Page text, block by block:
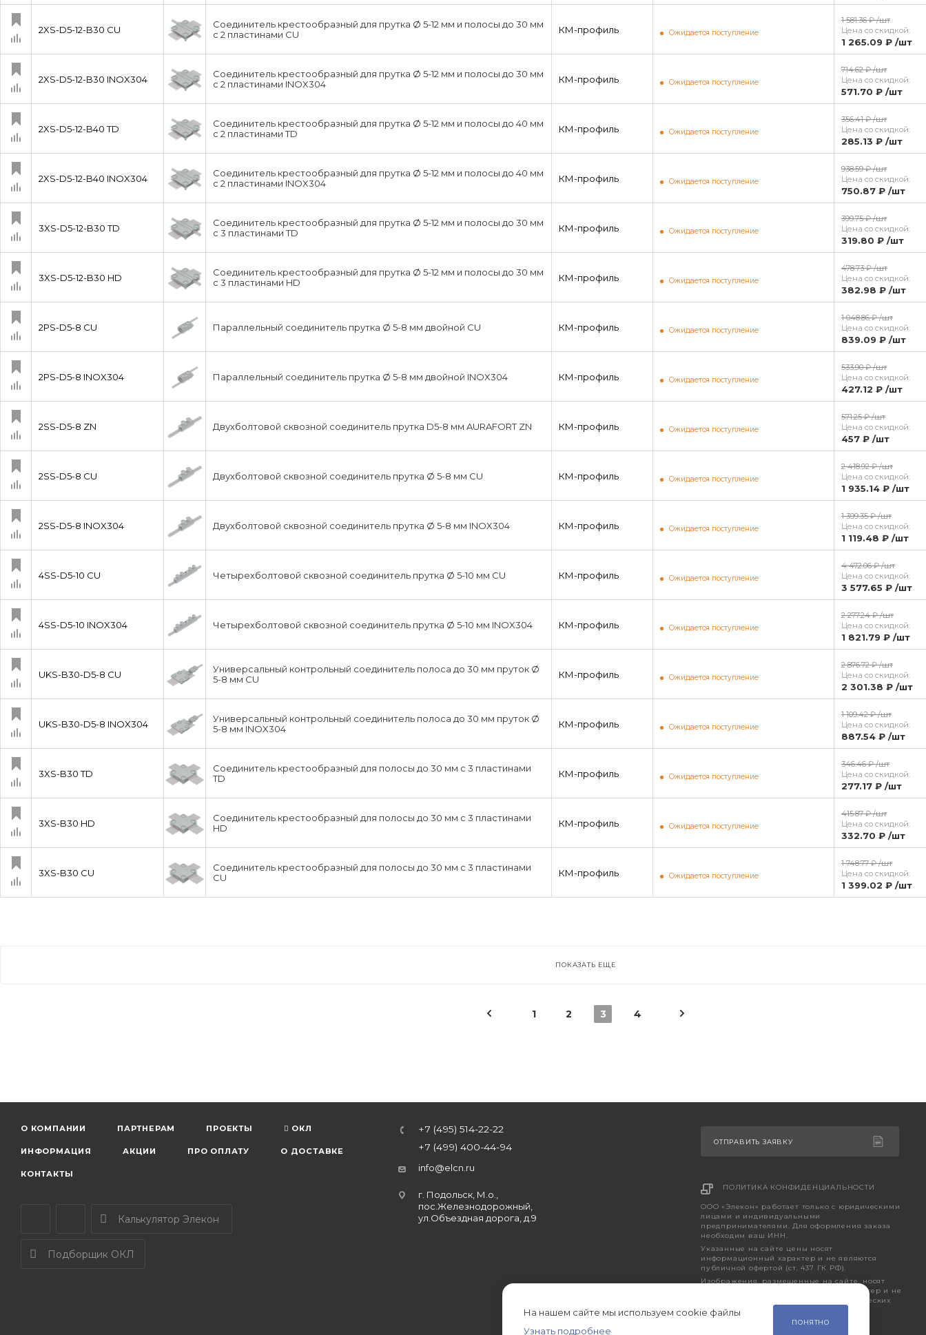
2XS-D5-12-B30 CU
Соединитель крестообразный для прутка Ø 5-12 мм и полосы до 30 мм
с 2 пластинами CU
КМ-профиль Ожидается поступление
1 581.36 ₽ /шт
Цена со скидкой:
1 265.09 ₽ /шт
2XS-D5-12-B30 INOX304
Соединитель крестообразный для прутка Ø 5-12 мм и полосы до 30 мм
с 2 пластинами INOX304
КМ-профиль Ожидается поступление
714.62 ₽ /шт
Цена со скидкой:
571.70 ₽ /шт
2XS-D5-12-B40 TD
Соединитель крестообразный для прутка Ø 5-12 мм и полосы до 40 мм
с 2 пластинами TD
КМ-профиль Ожидается поступление
356.41 ₽ /шт
Цена со скидкой:
285.13 ₽ /шт
2XS-D5-12-B40 INOX304
Соединитель крестообразный для прутка Ø 5-12 мм и полосы до 40 мм
с 2 пластинами INOX304
КМ-профиль Ожидается поступление
938.59 ₽ /шт
Цена со скидкой:
750.87 ₽ /шт
3XS-D5-12-B30 TD
Соединитель крестообразный для прутка Ø 5-12 мм и полосы до 30 мм
с 3 пластинами TD
КМ-профиль Ожидается поступление
399.75 ₽ /шт
Цена со скидкой:
319.80 ₽ /шт
3XS-D5-12-B30 HD
Соединитель крестообразный для прутка Ø 5-12 мм и полосы до 30 мм
с 3 пластинами HD
КМ-профиль Ожидается поступление
478.73 ₽ /шт
Цена со скидкой:
382.98 ₽ /шт
2PS-D5-8 CU Параллельный соединитель прутка Ø 5-8 мм двойной CU КМ-профиль Ожидается поступление
1 048.86 ₽ /шт
Цена со скидкой:
839.09 ₽ /шт
2PS-D5-8 INOX304 Параллельный соединитель прутка Ø 5-8 мм двойной INOX304 КМ-профиль Ожидается поступление
533.90 ₽ /шт
Цена со скидкой:
427.12 ₽ /шт
2SS-D5-8 ZN Двухболтовой сквозной соединитель прутка D5-8 мм AURAFORT ZN КМ-профиль Ожидается поступление
571.25 ₽ /шт
Цена со скидкой:
457 ₽ /шт
2SS-D5-8 CU Двухболтовой сквозной соединитель прутка Ø 5-8 мм CU КМ-профиль Ожидается поступление
2 418.92 ₽ /шт
Цена со скидкой:
1 935.14 ₽ /шт
2SS-D5-8 INOX304 Двухболтовой сквозной соединитель прутка Ø 5-8 мм INOX304 КМ-профиль Ожидается поступление
1 399.35 ₽ /шт
Цена со скидкой:
1 119.48 ₽ /шт
4SS-D5-10 CU Четырехболтовой сквозной соединитель прутка Ø 5-10 мм CU КМ-профиль Ожидается поступление
4 472.06 ₽ /шт
Цена со скидкой:
3 577.65 ₽ /шт
4SS-D5-10 INOX304 Четырехболтовой сквозной соединитель прутка Ø 5-10 мм INOX304 КМ-профиль Ожидается поступление
2 277.24 ₽ /шт
Цена со скидкой:
1 821.79 ₽ /шт
UKS-B30-D5-8 CU
Универсальный контрольный соединитель полоса до 30 мм пруток Ø
5-8 мм CU
КМ-профиль Ожидается поступление
2 876.72 ₽ /шт
Цена со скидкой:
2 301.38 ₽ /шт
UKS-B30-D5-8 INOX304
Универсальный контрольный соединитель полоса до 30 мм пруток Ø
5-8 мм INOX304
КМ-профиль Ожидается поступление
1 109.42 ₽ /шт
Цена со скидкой:
887.54 ₽ /шт
3XS-B30 TD
Соединитель крестообразный для полосы до 30 мм с 3 пластинами
TD
КМ-профиль Ожидается поступление
346.46 ₽ /шт
Цена со скидкой:
277.17 ₽ /шт
3XS-B30 HD
Соединитель крестообразный для полосы до 30 мм с 3 пластинами
HD
КМ-профиль Ожидается поступление
415.87 ₽ /шт
Цена со скидкой:
332.70 ₽ /шт
3XS-B30 CU
Соединитель крестообразный для полосы до 30 мм с 3 пластинами
CU
КМ-профиль Ожидается поступление
1 748.77 ₽ /шт
Цена со скидкой:
1 399.02 ₽ /шт
ПОКАЗАТЬ ЕЩЕ
1 2 3 4
О КОМПАНИИ ПАРТНЕРАМ ПРОЕКТЫ ОКЛ
ИНФОРМАЦИЯ АКЦИИ ПРО ОПЛАТУ О ДОСТАВКЕ
КОНТАКТЫ
Калькулятор Элекон
Подборщик ОКЛ
+7 (495) 514-22-22
+7 (499) 400-44-94
info@elcn.ru
г. Подольск, М.о.,
пос.Железнодорожный,
ул.Объездная дорога, д.9
ОТПРАВИТЬ ЗАЯВКУ
ПОЛИТИКА КОНФИДЕНЦИАЛЬНОСТИ
ООО «Элекон» работает только с юридическими
лицами и индивидуальными
предпринимателями. Для оформления заказа
необходим ваш ИНН.
Указанные на сайте цены носят
информационный характер и не являются
публичной офертой (ст. 437 ГК РФ).
Изображения, размещенные на сайте, носят
исключительно ознакомительный характер и не
являются точным отображением фактических
характеристик товара.
На нашем сайте мы используем cookie файлы
Узнать подробнее
ПОНЯТНО